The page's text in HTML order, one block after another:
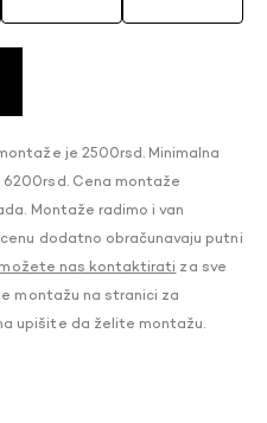
je 2500rsd. Minimalna
Cena montaže
Montaže radimo i van
dodatno obračunavaju putni
možete nas kontaktirati za sve
montažu na stranici za
upišite da želite montažu.